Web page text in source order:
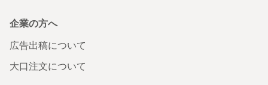
企業の方へ
広告出稿について
大口注文について